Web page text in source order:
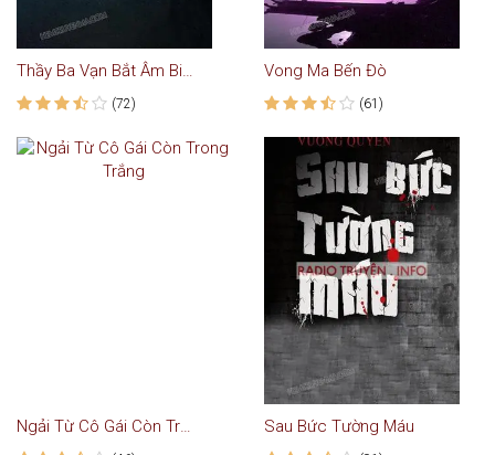
Thầy Ba Vạn Bắt Âm Binh
(72)
Vong Ma Bến Đò
(61)
Ngải Từ Cô Gái Còn Trong Trắng Sau Bức Tường Máu